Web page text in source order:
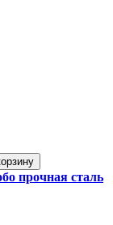
прочная сталь